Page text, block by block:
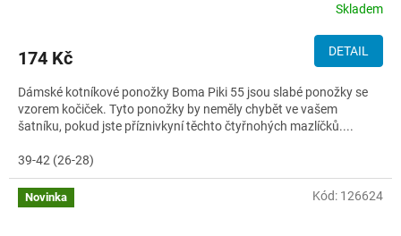
Skladem
174 Kč DETAIL
Dámské kotníkové ponožky Boma Piki 55 jsou slabé ponožky se
vzorem kočiček. Tyto ponožky by neměly chybět ve vašem
šatníku, pokud jste příznivkyní těchto čtyřnohých mazlíčků....
39-42 (26-28)
Novinka Kód: 126624